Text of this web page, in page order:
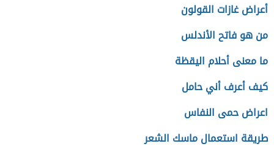
أعراض غازات القولون
من هو فاتح الأندلس
ما معنى أحلام اليقظة
كيف أعرف أني حامل
اعراض حمى النفاس
طريقة استعمال ماسك الشعر